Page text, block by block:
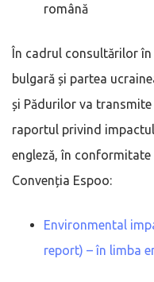
română
În cadrul consultărilor
bulgară și partea
și Pădurilor va
raportul privind
engleză, în
Convenția Espoo:
Environmental
report) – în limba